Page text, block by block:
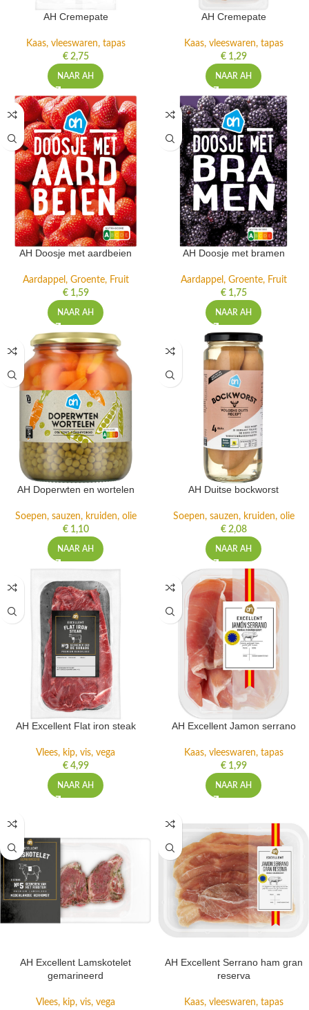
AH Cremepate
Kaas, vleeswaren, tapas
€2,75
NAAR AH
AH Cremepate
Kaas, vleeswaren, tapas
€1,29
NAAR AH
AH Doosje met aardbeien
Aardappel, Groente, Fruit
€1,59
NAAR AH
AH Doosje met bramen
Aardappel, Groente, Fruit
€1,75
NAAR AH
AH Doperwten en wortelen
Soepen, sauzen, kruiden, olie
€1,10
NAAR AH
AH Duitse bockworst
Soepen, sauzen, kruiden, olie
€2,08
NAAR AH
AH Excellent Flat iron steak
Vlees, kip, vis, vega
€4,99
NAAR AH
AH Excellent Jamon serrano
Kaas, vleeswaren, tapas
€1,99
NAAR AH
AH Excellent Lamskotelet
gemarineerd
Vlees, kip, vis, vega
AH Excellent Serrano ham gran
reserva
Kaas, vleeswaren, tapas